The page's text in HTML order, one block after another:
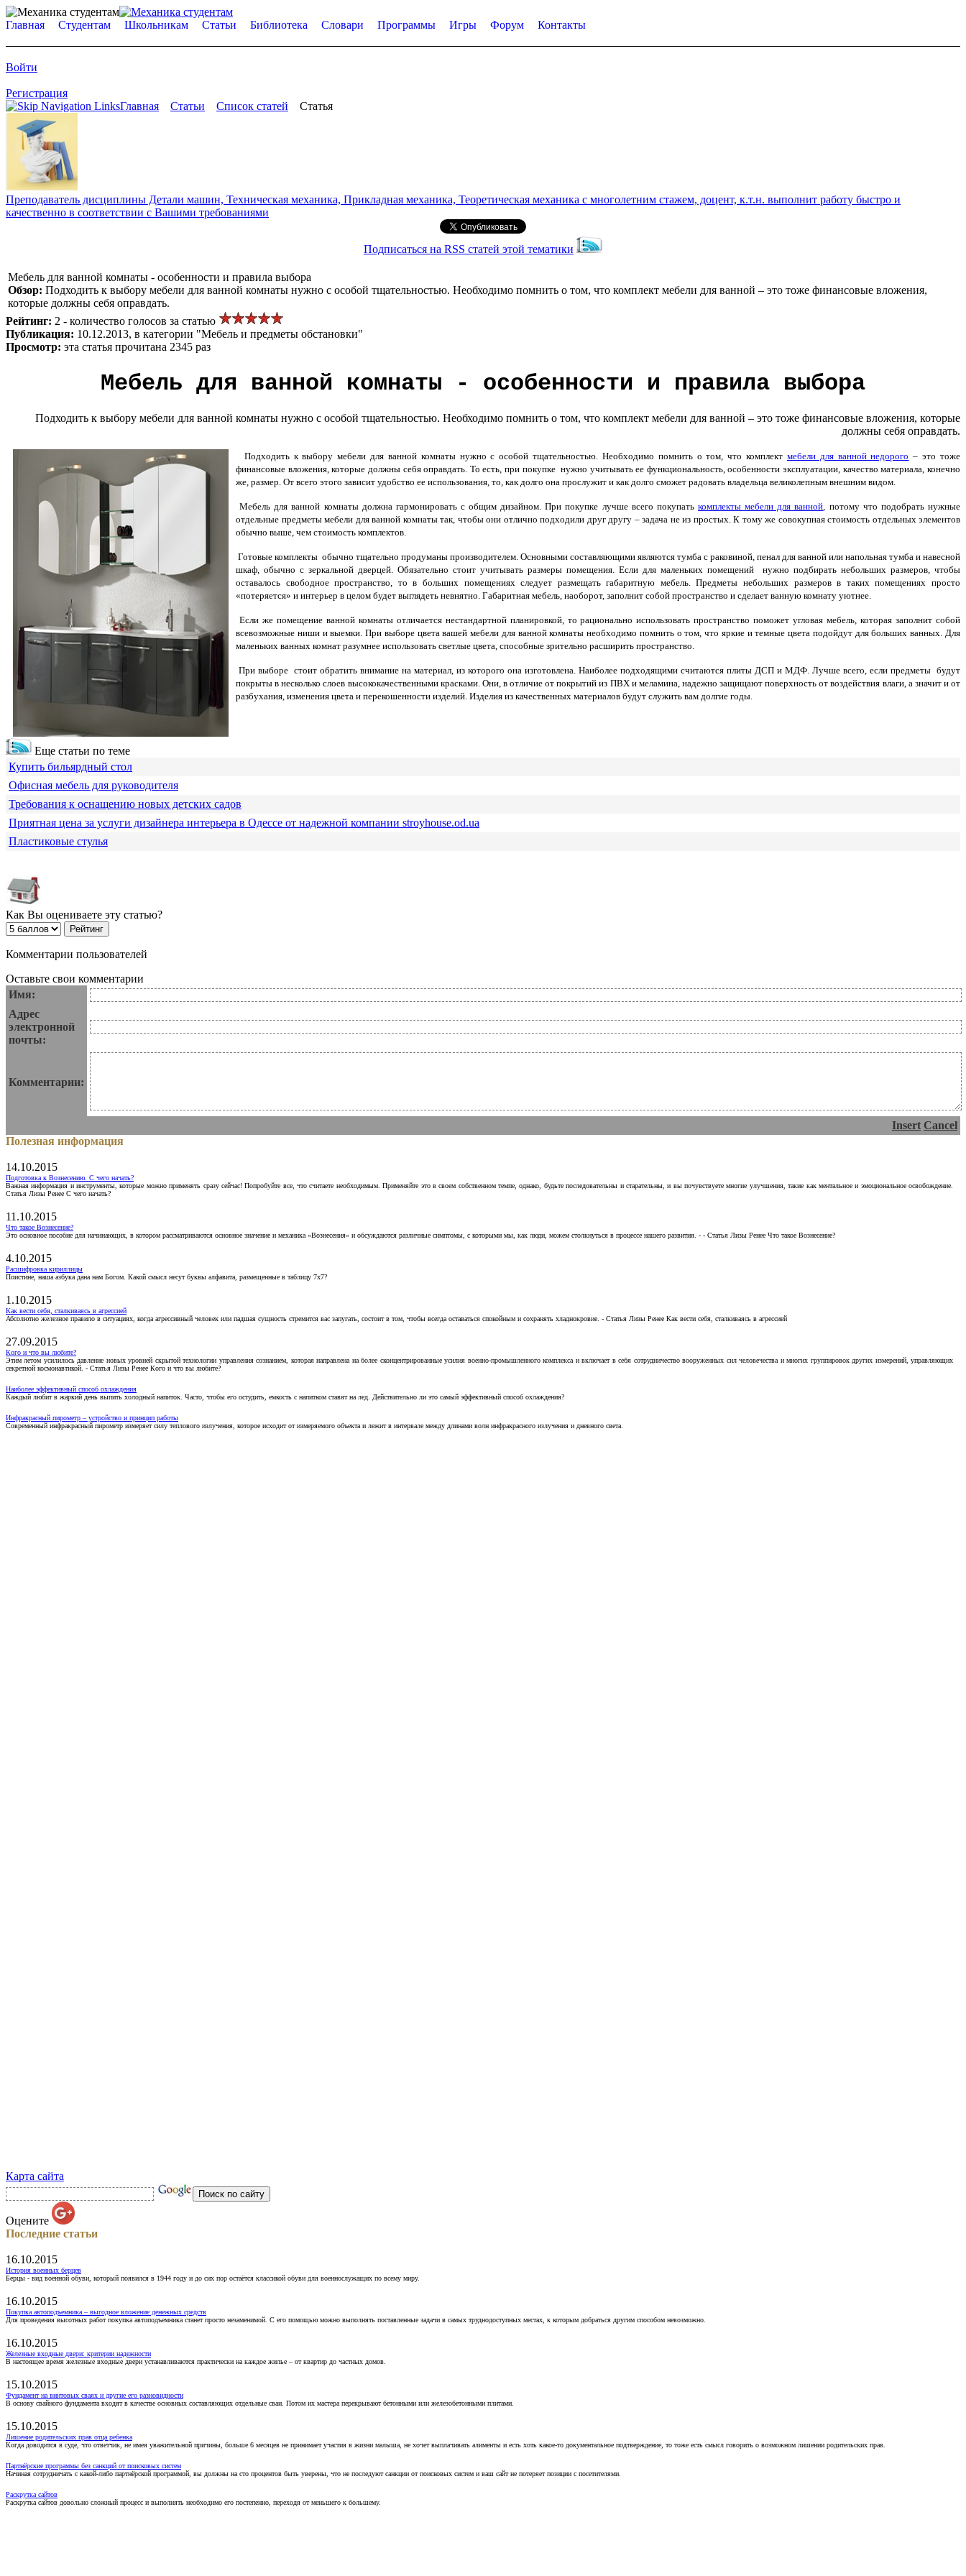
Главная Студентам Школьникам Статьи Библиотека Словари Программы Игры Форум Контакты
Войти
Регистрация
Главная
Статьи Список статей Статья
Преподаватель дисциплины Детали машин, Техническая механика, Прикладная механика, Теоретическая механика с многолетним стажем, доцент, к.т.н. выполнит работу быстро и
качественно в соответствии с Вашими требованиями
Подписаться на RSS статей этой тематики
Мебель для ванной комнаты - особенности и правила выбора
Обзор: Подходить к выбору мебели для ванной комнаты нужно с особой тщательностью. Необходимо помнить о том, что комплект мебели для ванной – это тоже финансовые вложения,
которые должны себя оправдать.
Рейтинг: 2 - количество голосов за статью
Публикация: 10.12.2013, в категории "Мебель и предметы обстановки"
Просмотр: эта статья прочитана 2345 раз
Мебель для ванной комнаты - особенности и правила выбора
Подходить к выбору мебели для ванной комнаты нужно с особой тщательностью. Необходимо помнить о том, что комплект мебели для ванной – это тоже финансовые вложения, которые
должны себя оправдать.
Подходить к выбору мебели для ванной комнаты нужно с особой тщательностью. Необходимо помнить о том, что комплект мебели для ванной недорого – это тоже
финансовые вложения, которые должны себя оправдать. То есть, при покупке нужно учитывать ее функциональность, особенности эксплуатации, качество материала, конечно
же, размер. От всего этого зависит удобство ее использования, то, как долго она прослужит и как долго сможет радовать владельца великолепным внешним видом.
Мебель для ванной комнаты должна гармонировать с общим дизайном. При покупке лучше всего покупатькомплекты мебели для ванной, потому что подобрать нужные
отдельные предметы мебели для ванной комнаты так, чтобы они отлично подходили друг другу – задача не из простых. К тому же совокупная стоимость отдельных элементов
обычно выше, чем стоимость комплектов.
Готовые комплекты обычно тщательно продуманы производителем. Основными составляющими являются тумба с раковиной, пенал для ванной или напольная тумба и навесной
шкаф, обычно с зеркальной дверцей. Обязательно стоит учитывать размеры помещения. Если для маленьких помещений нужно подбирать небольших размеров, чтобы
оставалось свободное пространство, то в больших помещениях следует размещать габаритную мебель. Предметы небольших размеров в таких помещениях просто
«потеряется» и интерьер в целом будет выглядеть невнятно. Габаритная мебель, наоборот, заполнит собой пространство и сделает ванную комнату уютнее.
Если же помещение ванной комнаты отличается нестандартной планировкой, то рационально использовать пространство поможет угловая мебель, которая заполнит собой
всевозможные ниши и выемки. При выборе цвета вашей мебели для ванной комнаты необходимо помнить о том, что яркие и темные цвета подойдут для больших ванных. Для
маленьких ванных комнат разумнее использовать светлые цвета, способные зрительно расширить пространство.
При выборе стоит обратить внимание на материал, из которого она изготовлена. Наиболее подходящими считаются плиты ДСП и МДФ. Лучше всего, если предметы будут
покрыты в несколько слоев высококачественными красками. Они, в отличие от покрытий из ПВХ и меламина, надежно защищают поверхность от воздействия влаги, а значит и от
разбухания, изменения цвета и перекошенности изделий. Изделия из качественных материалов будут служить вам долгие годы.
Еще статьи по теме
Купить бильярдный стол
Офисная мебель для руководителя
Требования к оснащению новых детских садов
Приятная цена за услуги дизайнера интерьера в Одессе от надежной компании stroyhouse.od.ua
Пластиковые стулья
Как Вы оцениваете эту статью?
Комментарии пользователей
Оставьте свои комментарии
Имя:
Адрес
электронной
почты:
Комментарии:
Insert Cancel
Полезная информация
14.10.2015
Подготовка к Вознесению. С чего начать?
Важная информация и инструменты, которые можно применять сразу сейчас! Попробуйте все, что считаете необходимым. Применяйте это в своем собственном темпе, однако, будьте последовательны и старательны, и вы почувствуете многие улучшения, такие как ментальное и эмоциональное освобождение.
Статья Лизы Ренее С чего начать?
11.10.2015
Что такое Вознесение?
Это основное пособие для начинающих, в котором рассматриваются основное значение и механика «Вознесения» и обсуждаются различные симптомы, с которыми мы, как люди, можем столкнуться в процессе нашего развития. - - Статья Лизы Ренее Что такое Вознесение?
4.10.2015
Расшифровка кириллицы
Поистине, наша азбука дана нам Богом. Какой смысл несут буквы алфавита, размещенные в таблицу 7х7?
1.10.2015
Как вести себя, сталкиваясь в агрессией
Абсолютно железное правило в ситуациях, когда агрессивный человек или падшая сущность стремится вас запугать, состоит в том, чтобы всегда оставаться спокойным и сохранять хладнокровие. - Статья Лизы Ренее Как вести себя, сталкиваясь в агрессией
27.09.2015
Кого и что вы любите?
Этим летом усилилось давление новых уровней скрытой технологии управления сознанием, которая направлена на более сконцентрированные усилия военно-промышленного комплекса и включает в себя сотрудничество вооруженных сил человечества и многих группировок других измерений, управляющих
секретной космонавтикой. - Статья Лизы Ренее Кого и что вы любите?
Наиболее эффективный способ охлаждения
Каждый любит в жаркий день выпить холодный напиток. Часто, чтобы его остудить, емкость с напитком ставят на лед. Действительно ли это самый эффективный способ охлаждения?
Инфракрасный пирометр – устройство и принцип работы
Современный инфракрасный пирометр измеряет силу теплового излучения, которое исходит от измеряемого объекта и лежит в интервале между длинами волн инфракрасного излучения и дневного света.
Карта сайта
Оцените
Последние статьи
16.10.2015
История военных берцев
Берцы - вид военной обуви, который появился в 1944 году и до сих пор остаётся классикой обуви для военнослужащих по всему миру.
16.10.2015
Покупка автоподъемника – выгодное вложение денежных средств
Для проведения высотных работ покупка автоподъемника станет просто незаменимой. С его помощью можно выполнять поставленные задачи в самых труднодоступных местах, к которым добраться другим способом невозможно.
16.10.2015
Железные входные двери: критерии надежности
В настоящее время железные входные двери устанавливаются практически на каждое жилье – от квартир до частных домов.
15.10.2015
Фундамент на винтовых сваях и другие его разновидности
В основу свайного фундамента входят в качестве основных составляющих отдельные сваи. Потом их мастера перекрывают бетонными или железобетонными плитами.
15.10.2015
Лишение родительских прав отца ребенка
Когда доводится в суде, что ответчик, не имея уважительной причины, больше 6 месяцев не принимает участия в жизни малыша, не хочет выплачивать алименты и есть хоть какое-то документальное подтверждение, то тоже есть смысл говорить о возможном лишении родительских прав.
Партнёрские программы без санкций от поисковых систем
Начиная сотрудничать с какой-либо партнёрской программой, вы должны на сто процентов быть уверены, что не последуют санкции от поисковых систем и ваш сайт не потеряет позиции с посетителями.
Раскрутка сайтов
Раскрутка сайтов довольно сложный процесс и выполнять необходимо его постепенно, переходя от меньшего к большему.